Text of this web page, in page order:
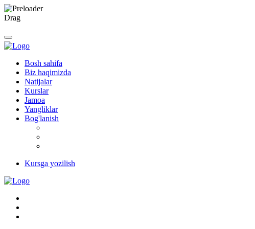
Drag
Bosh sahifa
Biz haqimizda
Natijalar
Kurslar
Jamoa
Yangliklar
Bog'lanish
Kursga yozilish